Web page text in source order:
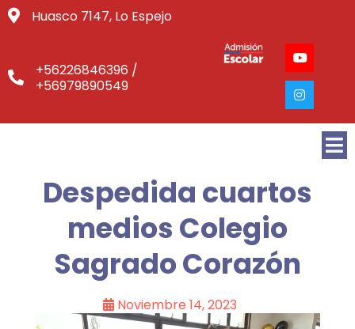
Huasco 7147, Lo Espejo
+56226846396 /
+56979890549
Despedida cuartos
medios Colegio
Sagrado Corazón
Noviembre 14, 2023